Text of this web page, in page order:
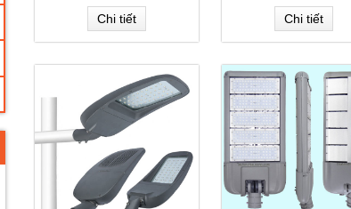
Chi tiết Chi tiết